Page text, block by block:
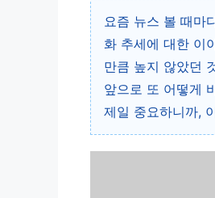
요즘 뉴스 볼 때마
화 추세에 대한 이
만큼 높지 않았던
앞으로 또 어떻게
제일 중요하니까,